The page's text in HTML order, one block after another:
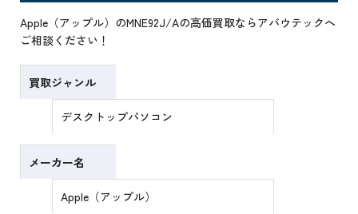
Apple（アップル）のMNE92J/Aの高価買取ならアバウテックへ
ご相談ください！
買取ジャンル
デスクトップパソコン
メーカー名
Apple（アップル）